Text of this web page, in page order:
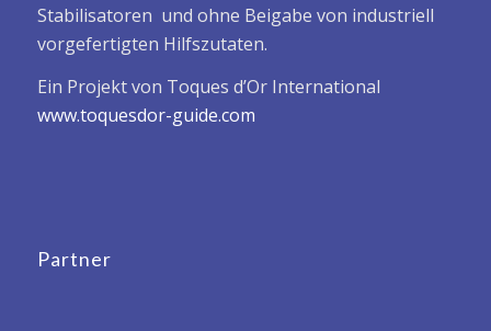
Stabilisatoren und ohne Beigabe von industriell
vorgefertigten Hilfszutaten.
Ein Projekt von Toques d’Or International
www.toquesdor-guide.com
Partner